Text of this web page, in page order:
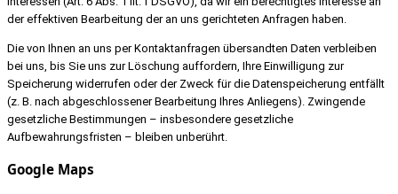
der effektiven Bearbeitung der an uns gerichteten Anfragen haben.
Die von Ihnen an uns per Kontaktanfragen übersandten Daten verbleiben
bei uns, bis Sie uns zur Löschung auffordern, Ihre Einwilligung zur
Speicherung widerrufen oder der Zweck für die Datenspeicherung entfällt
(z. B. nach abgeschlossener Bearbeitung Ihres Anliegens). Zwingende
gesetzliche Bestimmungen – insbesondere gesetzliche
Aufbewahrungsfristen – bleiben unberührt.
Google Maps